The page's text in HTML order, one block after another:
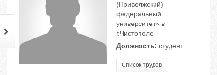
(Приволжский)
федеральный
университет» в
г.Чистополе
Должность: студент
Список трудов